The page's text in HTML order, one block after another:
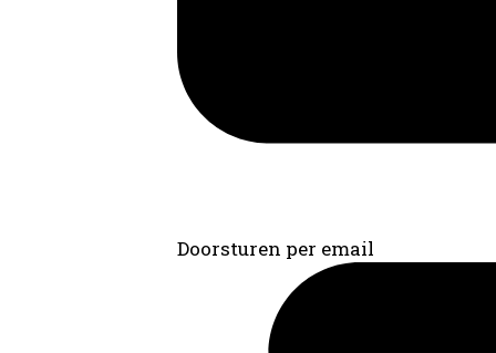
Doorsturen per email